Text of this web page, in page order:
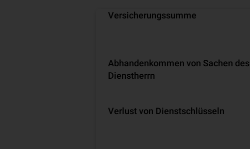
Versicherungssumme
Abhandenkommen von Sachen des
Dienstherrn
Verlust von Dienstschlüsseln